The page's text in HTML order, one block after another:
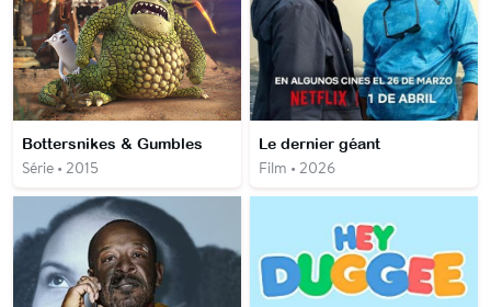
Bottersnikes & Gumbles
Série • 2015
Le dernier géant
Film • 2026